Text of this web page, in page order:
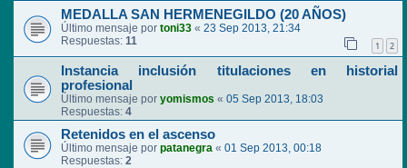
MEDALLA SAN HERMENEGILDO (20 AÑOS)
Último mensaje por toni33 « 23 Sep 2013, 21:34
Respuestas: 11 1 2
Instancia inclusión titulaciones en historial
profesional
Último mensaje por yomismos « 05 Sep 2013, 18:03
Respuestas: 4
Retenidos en el ascenso
Último mensaje por patanegra « 01 Sep 2013, 00:18
Respuestas: 2